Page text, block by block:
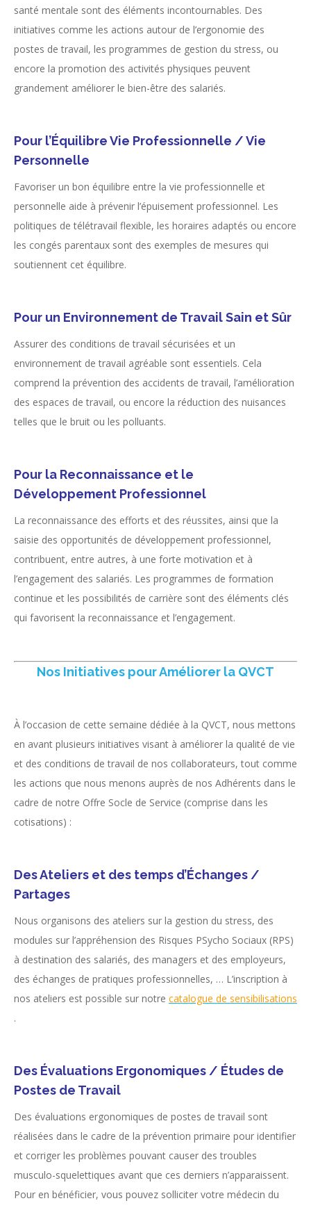
santé mentale sont des éléments incontournables. Des
initiatives comme les actions autour de l’ergonomie des
postes de travail, les programmes de gestion du stress, ou
encore la promotion des activités physiques peuvent
grandement améliorer le bien-être des salariés.
Pour l’Équilibre Vie Professionnelle / Vie
Personnelle
Favoriser un bon équilibre entre la vie professionnelle et
personnelle aide à prévenir l’épuisement professionnel. Les
politiques de télétravail flexible, les horaires adaptés ou encore
les congés parentaux sont des exemples de mesures qui
soutiennent cet équilibre.
Pour un Environnement de Travail Sain et Sûr
Assurer des conditions de travail sécurisées et un
environnement de travail agréable sont essentiels. Cela
comprend la prévention des accidents de travail, l’amélioration
des espaces de travail, ou encore la réduction des nuisances
telles que le bruit ou les polluants.
Pour la Reconnaissance et le
Développement Professionnel
La reconnaissance des efforts et des réussites, ainsi que la
saisie des opportunités de développement professionnel,
contribuent, entre autres, à une forte motivation et à
l’engagement des salariés. Les programmes de formation
continue et les possibilités de carrière sont des éléments clés
qui favorisent la reconnaissance et l’engagement.
Nos Initiatives pour Améliorer la QVCT
À l’occasion de cette semaine dédiée à la QVCT, nous mettons
en avant plusieurs initiatives visant à améliorer la qualité de vie
et des conditions de travail de nos collaborateurs, tout comme
les actions que nous menons auprès de nos Adhérents dans le
cadre de notre Offre Socle de Service (comprise dans les
cotisations) :
DesAteliers et des temps d’Échanges /
Partages
Nous organisons des ateliers sur la gestion du stress, des
modules sur l’appréhension des Risques PSycho Sociaux (RPS)
à destination des salariés, des managers et des employeurs,
des échanges de pratiques professionnelles, … L’inscription à
nos ateliers est possible sur notre catalogue de sensibilisations
.
Des Évaluations Ergonomiques / Études de
Postes de Travail
Des évaluations ergonomiques de postes de travail sont
réalisées dans le cadre de la prévention primaire pour identifier
et corriger les problèmes pouvant causer des troubles
musculo-squelettiques avant que ces derniers n’apparaissent.
Pour en bénéficier, vous pouvez solliciter votre médecin du